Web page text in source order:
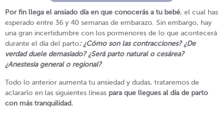
Por fin llega el ansiado día en que conocerás a tu bebé, el cual has
esperado entre 36 y 40 semanas de embarazo. Sin embargo, hay
una gran incertidumbre con los pormenores de lo que acontecerá
durante el día del parto: ¿Cómo son las contracciones? ¿De
verdad duele demasiado? ¿Será parto natural o cesárea?
¿Anestesia general o regional?
Todo lo anterior aumenta tu ansiedad y dudas, trataremos de
aclararlo en las siguientes líneas para que llegues al día de parto
con más tranquilidad.